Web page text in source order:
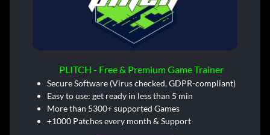
PLITCH - Free & Premium Game Trainer
Secure Software (Virus checked, GDPR-compliant)
Easy to use: get ready in less than 5 min
More than 5300+ supported Games
+1000 Patches every month & Support